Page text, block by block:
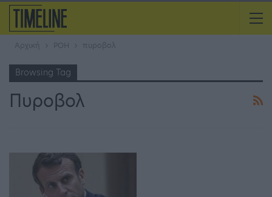
Αρχική ΡΟΗ πυροβολ
Browsing Tag
Πυροβολ